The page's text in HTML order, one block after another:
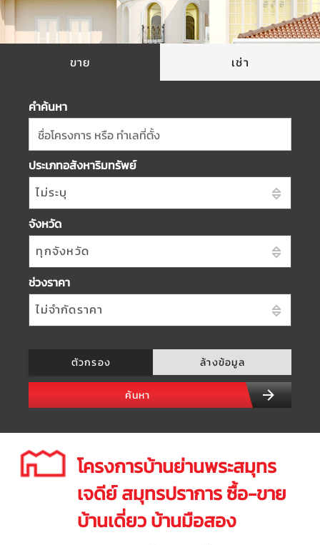
ขาย เช่า
คำค้นหา
ชื่อโครงการ หรือ ทำเลที่ตั้ง
ประเภทอสังหาริมทรัพย์
ไม่ระบุ
จังหวัด
ทุกจังหวัด
ช่วงราคา
ไม่จำกัดราคา
ตัวกรอง ล้างข้อมูล
ค้นหา
โครงการบ้านย่านพระสมุทร
เจดีย์ สมุทรปราการ ซื้อ-ขาย
บ้านเดี่ยว บ้านมือสอง